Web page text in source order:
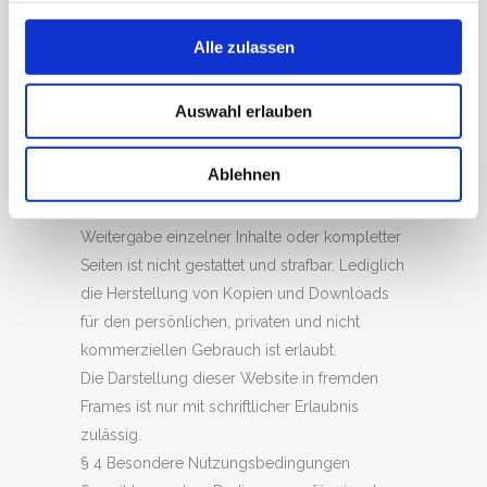
Alle zulassen
Auswahl erlauben
Ablehnen
Dies gilt insbesondere für Vervielfältigung,
Medien und Systemen. Inhalte und Rechte
Dritter sind dabei als solche gekennzeichnet.
Weitergabe einzelner Inhalte oder kompletter
Seiten ist nicht gestattet und strafbar. Lediglich
die Herstellung von Kopien und Downloads
für den persönlichen, privaten und nicht
kommerziellen Gebrauch ist erlaubt.
Die Darstellung dieser Website in fremden
Frames ist nur mit schriftlicher Erlaubnis
zulässig.
§ 4 Besondere Nutzungsbedingungen